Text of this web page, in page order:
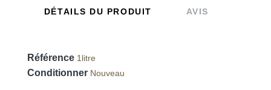
DÉTAILS DU PRODUIT AVIS
Référence 1litre
Conditionner Nouveau